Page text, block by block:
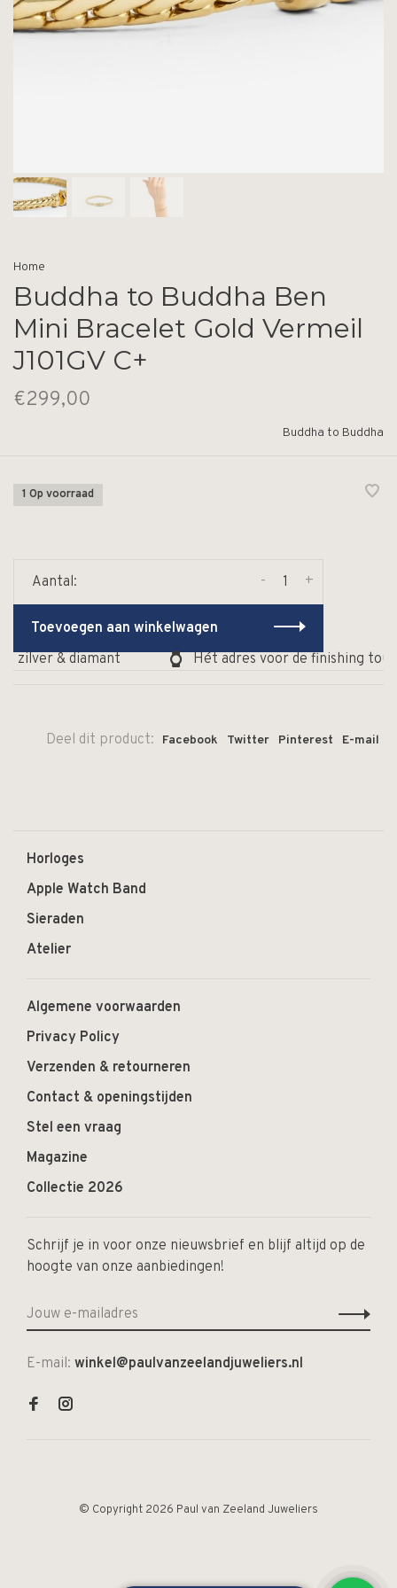
Home
Buddha to Buddha Ben
Mini Bracelet Gold Vermeil
J101GV C+
€299,00
Buddha to Buddha
1 Op voorraad
Aantal: +
-
Toevoegen aan winkelwagen
zilver & diamant
Hét adres voor de finishing
Deel dit product: Facebook Twitter Pinterest E-mail
Horloges
Apple Watch Band
Sieraden
Atelier
Algemene voorwaarden
Privacy Policy
Verzenden & retourneren
Contact & openingstijden
Stel een vraag
Magazine
Collectie 2026
Schrijf je in voor onze nieuwsbrief en blijf altijd op de
hoogte van onze aanbiedingen!
E-mail: winkel@paulvanzeelandjuweliers.nl
© Copyright 2026 Paul van Zeeland Juweliers